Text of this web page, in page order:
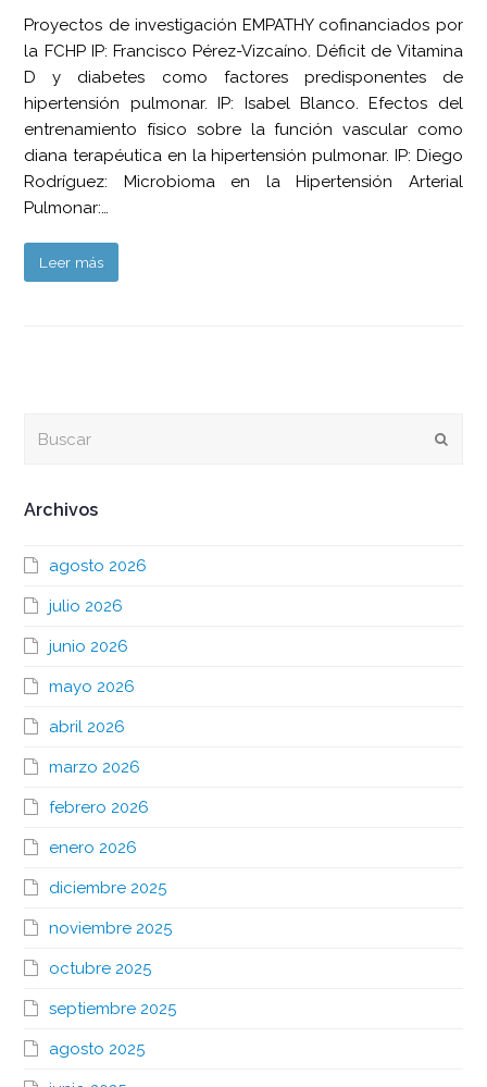
Proyectos de investigación EMPATHY cofinanciados por
la FCHP IP: Francisco Pérez-Vizcaíno. Déficit de Vitamina
D y diabetes como factores predisponentes de
hipertensión pulmonar. IP: Isabel Blanco. Efectos del
entrenamiento físico sobre la función vascular como
diana terapéutica en la hipertensión pulmonar. IP: Diego
Rodríguez: Microbioma en la Hipertensión Arterial
Pulmonar:…
Leer más
Archivos
agosto 2026
julio 2026
junio 2026
mayo 2026
abril 2026
marzo 2026
febrero 2026
enero 2026
diciembre 2025
noviembre 2025
octubre 2025
septiembre 2025
agosto 2025